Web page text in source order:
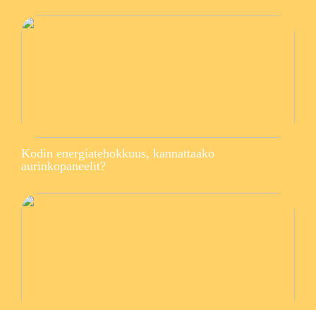
Kodin energiatehokkuus, kannattaako
aurinkopaneelit?